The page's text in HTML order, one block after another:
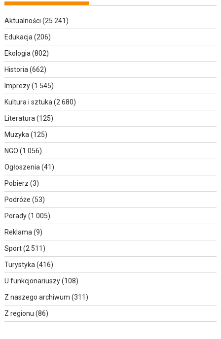
Aktualności (25 241)
Edukacja(206)
Ekologia(802)
Historia(662)
Imprezy(1 545)
Kultura i sztuka(2 680)
Literatura(125)
Muzyka(125)
NGO (1 056)
Ogłoszenia(41)
Pobierz (3)
Podróże (53)
Porady(1 005)
Reklama(9)
Sport(2 511)
Turystyka(416)
U funkcjonariuszy(108)
Z naszego archiwum (311)
Z regionu (86)